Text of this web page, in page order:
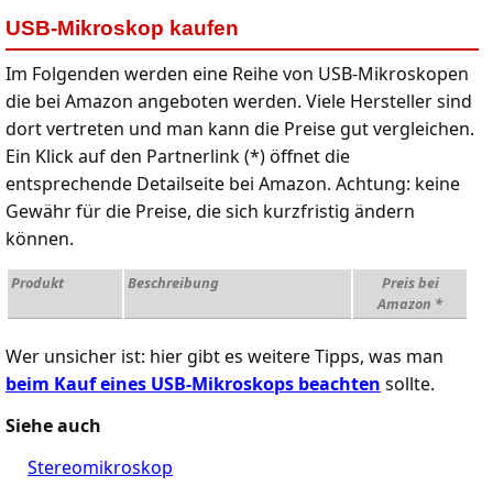
USB-Mikroskop kaufen
Im Folgenden werden eine Reihe von USB-Mikroskopen
die bei Amazon angeboten werden. Viele Hersteller sind
dort vertreten und man kann die Preise gut vergleichen.
Ein Klick auf den Partnerlink (*) öffnet die
entsprechende Detailseite bei Amazon. Achtung: keine
Gewähr für die Preise, die sich kurzfristig ändern
können.
Produkt Beschreibung
Preis bei
Amazon *
Wer unsicher ist: hier gibt es weitere Tipps, was man
beim Kauf eines USB-Mikroskops beachten sollte.
Siehe auch
Stereomikroskop